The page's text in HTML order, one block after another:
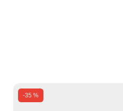
-35 %